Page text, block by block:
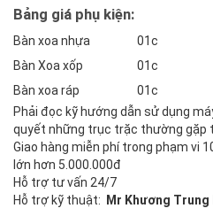
Bảng giá phụ kiện:
Bàn xoa nhựa 01c
Bàn Xoa xốp
01c
Bàn xoa ráp
01c
Phải đọc kỹ hướng dẫn sử dụng
quyết những trục trặc thường gặp
Giao hàng miễn phí trong phạm vi
lớn hơn 5.000.000đ
Hỗ trợ tư vấn 24/7
Hỗ trợ kỹ thuật:
Mr Khương Trung